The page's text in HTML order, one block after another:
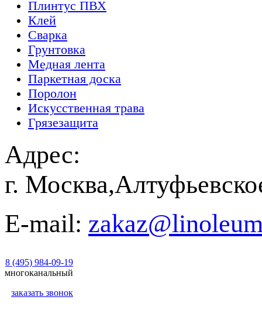
Плинтус ПВХ
Клей
Сварка
Грунтовка
Медная лента
Паркетная доска
Поролон
Искусственная трава
Грязезащита
Адрес:
г.
E-mail:
8 (495) 984-09-19
многоканальный
заказать звонок